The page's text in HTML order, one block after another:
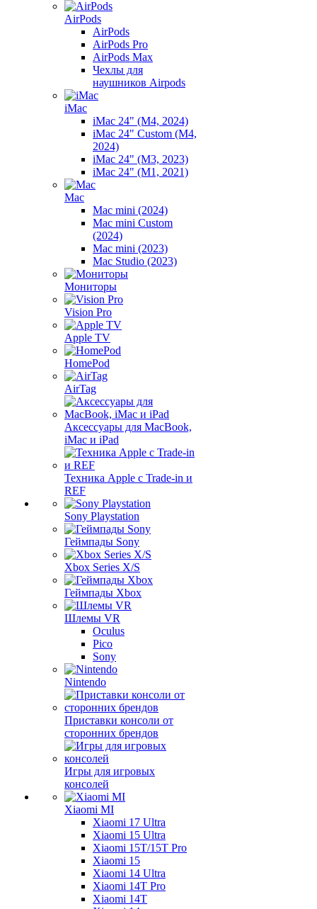
AirPods
AirPods
AirPods Pro
AirPods Max
Чехлы для
наушников Airpods
iMac
iMac 24" (M4, 2024)
iMac 24" Custom (M4,
2024)
iMac 24" (M3, 2023)
iMac 24" (M1, 2021)
Mac
Mac mini (2024)
Mac mini Custom
(2024)
Mac mini (2023)
Mac Studio (2023)
Мониторы
Vision Pro
Apple TV
HomePod
AirTag
Аксессуары для MacBook,
iMac и iPad
Техника Apple с Trade-in и
REF
Sony Playstation
Геймпады Sony
Xbox Series X/S
Геймпады Xbox
Шлемы VR
Oculus
Pico
Sony
Nintendo
Приставки консоли от
сторонних брендов
Игры для игровых
консолей
Xiaomi MI
Xiaomi 17 Ultra
Xiaomi 15 Ultra
Xiaomi 15T/15T Pro
Xiaomi 15
Xiaomi 14 Ultra
Xiaomi 14T Pro
Xiaomi 14T